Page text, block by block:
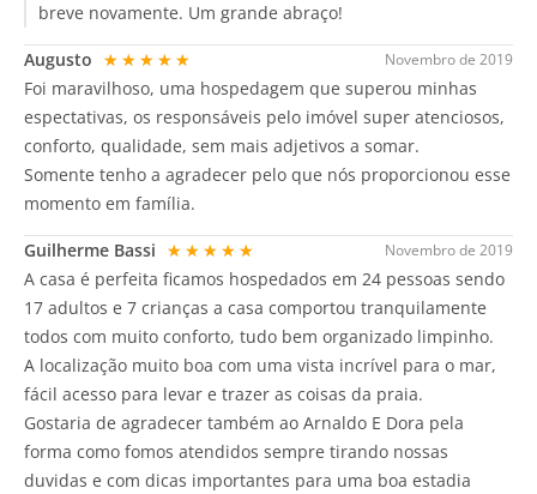
breve novamente. Um grande abraço!
Novembro de 2019
Augusto ★★★★★
Foi maravilhoso, uma hospedagem que superou minhas
espectativas, os responsáveis pelo imóvel super atenciosos,
conforto, qualidade, sem mais adjetivos a somar.
Somente tenho a agradecer pelo que nós proporcionou esse
momento em família.
Novembro de 2019
Guilherme Bassi ★★★★★
A casa é perfeita ficamos hospedados em 24 pessoas sendo
17 adultos e 7 crianças a casa comportou tranquilamente
todos com muito conforto, tudo bem organizado limpinho.
A localização muito boa com uma vista incrível para o mar,
fácil acesso para levar e trazer as coisas da praia.
Gostaria de agradecer também ao Arnaldo E Dora pela
forma como fomos atendidos sempre tirando nossas
duvidas e com dicas importantes para uma boa estadia